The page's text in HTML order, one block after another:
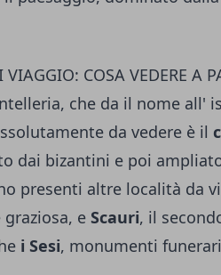
COSA VEDERE A
che da il nome all'
da vedere è il
dai bizantini e poi
presenti altre località da
e Scauri, il
i Sesi, monumenti